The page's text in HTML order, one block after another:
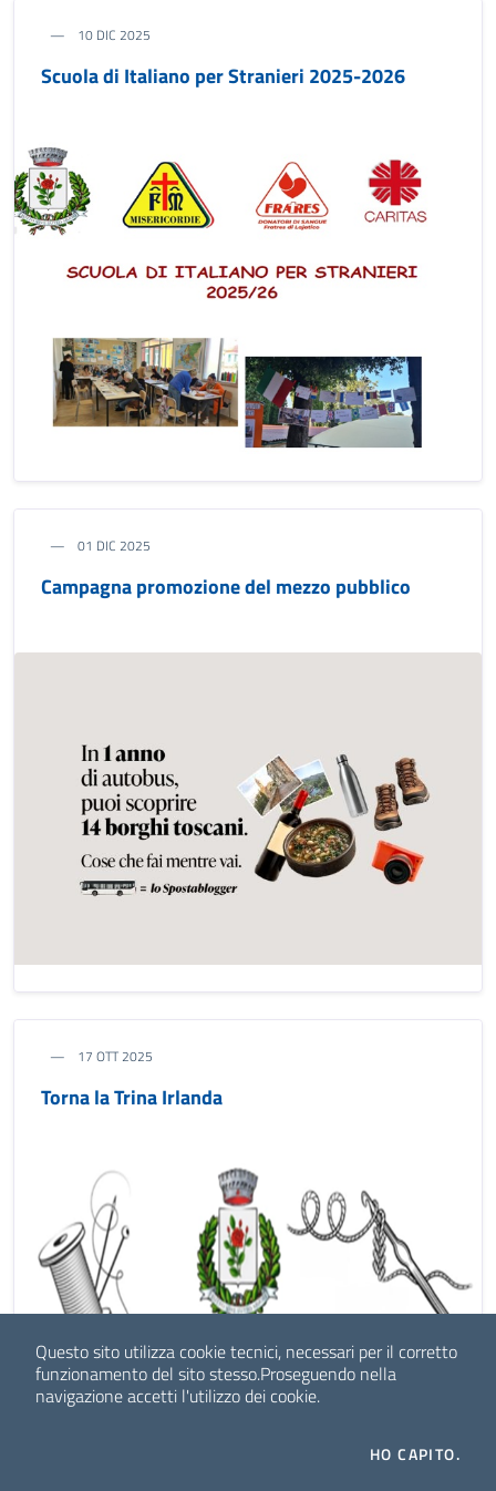
10 DIC 2025
Scuola di Italiano per Stranieri 2025-2026
01 DIC 2025
Campagna promozione del mezzo pubblico
17 OTT 2025
Torna la Trina Irlanda
Questo sito utilizza cookie tecnici, necessari per il corretto
funzionamento del sito stesso.Proseguendo nella
navigazione accetti l'utilizzo dei cookie.
HO CAPITO.